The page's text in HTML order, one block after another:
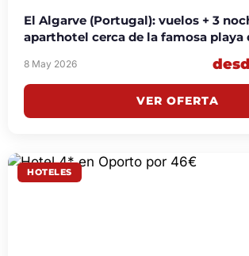
El Algarve (Portugal): vuelos + 3
aparthotel cerca de la famosa playa
8 May 2026
VER OFERTA
HOTELES